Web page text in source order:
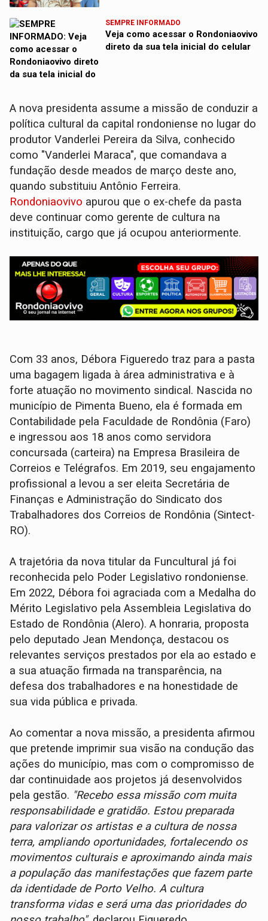
SEMPRE INFORMADO
Veja como acessar o Rondoniaovivo
direto da sua tela inicial do celular
A nova presidenta assume a missão de conduzir a
política cultural da capital rondoniense no lugar do
produtor Vanderlei Pereira da Silva, conhecido
como "Vanderlei Maraca", que comandava a
fundação desde meados de março deste ano,
quando substituiu Antônio Ferreira.
Rondoniaovivo apurou que o ex-chefe da pasta
deve continuar como gerente de cultura na
instituição, cargo que já ocupou anteriormente.
Com 33 anos, Débora Figueredo traz para a pasta
uma bagagem ligada à área administrativa e à
forte atuação no movimento sindical. Nascida no
município de Pimenta Bueno, ela é formada em
Contabilidade pela Faculdade de Rondônia (Faro)
e ingressou aos 18 anos como servidora
concursada (carteira) na Empresa Brasileira de
Correios e Telégrafos. Em 2019, seu engajamento
profissional a levou a ser eleita Secretária de
Finanças e Administração do Sindicato dos
Trabalhadores dos Correios de Rondônia (Sintect-
RO).
A trajetória da nova titular da Funcultural já foi
reconhecida pelo Poder Legislativo rondoniense.
Em 2022, Débora foi agraciada com a Medalha do
Mérito Legislativo pela Assembleia Legislativa do
Estado de Rondônia (Alero). A honraria, proposta
pelo deputado Jean Mendonça, destacou os
relevantes serviços prestados por ela ao estado e
a sua atuação firmada na transparência, na
defesa dos trabalhadores e na honestidade de
sua vida pública e privada.
Ao comentar a nova missão, a presidenta afirmou
que pretende imprimir sua visão na condução das
ações do município, mas com o compromisso de
dar continuidade aos projetos já desenvolvidos
pela gestão. "Recebo essa missão com muita
responsabilidade e gratidão. Estou preparada
para valorizar os artistas e a cultura de nossa
terra, ampliando oportunidades, fortalecendo os
movimentos culturais e aproximando ainda mais
a população das manifestações que fazem parte
da identidade de Porto Velho. A cultura
transforma vidas e será uma das prioridades do